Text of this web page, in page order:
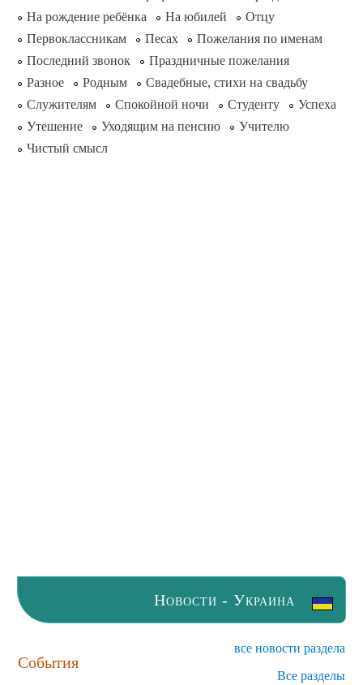
На рождение ребёнка
На юбилей
Отцу
Первоклассникам
Песах
Пожелания по именам
Последний звонок
Праздничные пожелания
Разное
Родным
Свадебные, стихи на свадьбу
Служителям
Спокойной ночи Студенту
Успеха
Утешение
Уходящим на пенсию
Учителю
Чистый смысл
Новости - Украина
События
все новости раздела
Все разделы